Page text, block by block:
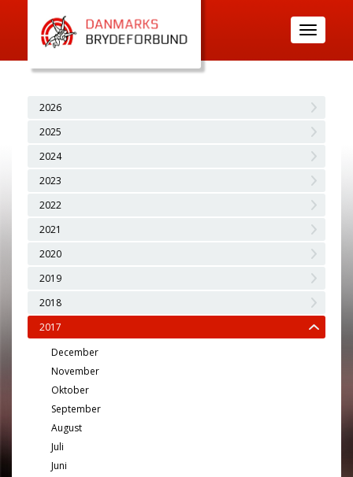
Toggle
navigation
2026
2025
2024
2023
2022
2021
2020
2019
2018
2017
December
November
Oktober
September
August
Juli
Juni